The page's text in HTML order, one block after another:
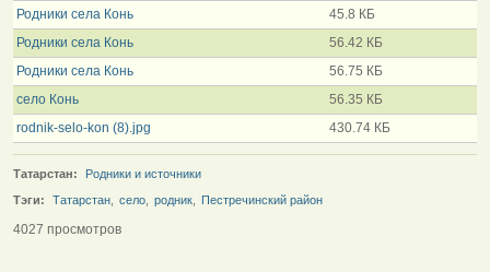
Родники села Конь
45.8 КБ
Родники села Конь
56.42 КБ
Родники села Конь
56.75 КБ
село Конь
56.35 КБ
rodnik-selo-kon (8).jpg
430.74 КБ
Татарстан:
Родники и источники
Тэги:
Татарстан село родник Пестречинский район
4027 просмотров